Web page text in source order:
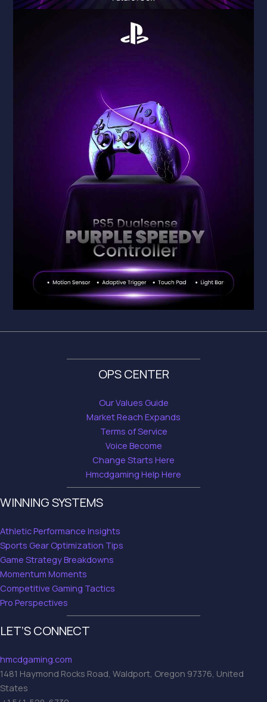
OPS CENTER
Our Values Guide
Market Reach Expands
Terms of Service
Voice Become
Change Starts Here
Hmcdgaming Help Here
WINNING SYSTEMS
Athletic Performance Insights
Sports Gear Optimization Tips
Game Strategy Breakdowns
Momentum Moments
Competitive Gaming Tactics
Pro Perspectives
LET’S CONNECT
hmcdgaming.com
1481 Haymond Rocks Road, Waldport, Oregon 97376, United
States